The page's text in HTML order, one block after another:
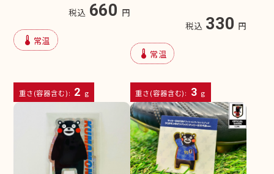
税込 660 円
device_thermostat 常温
重さ(容器含む): 2 g
税込 330 円
device_thermostat 常温
重さ(容器含む): 3 g